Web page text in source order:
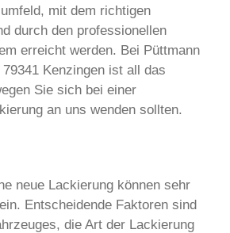
mit dem richtigen
durch den professionellen
erreicht werden. Bei Püttmann
Kenzingen ist all das
Sie sich bei einer
an uns wenden sollten.
neue Lackierung können sehr
Entscheidende Faktoren sind
die Art der Lackierung